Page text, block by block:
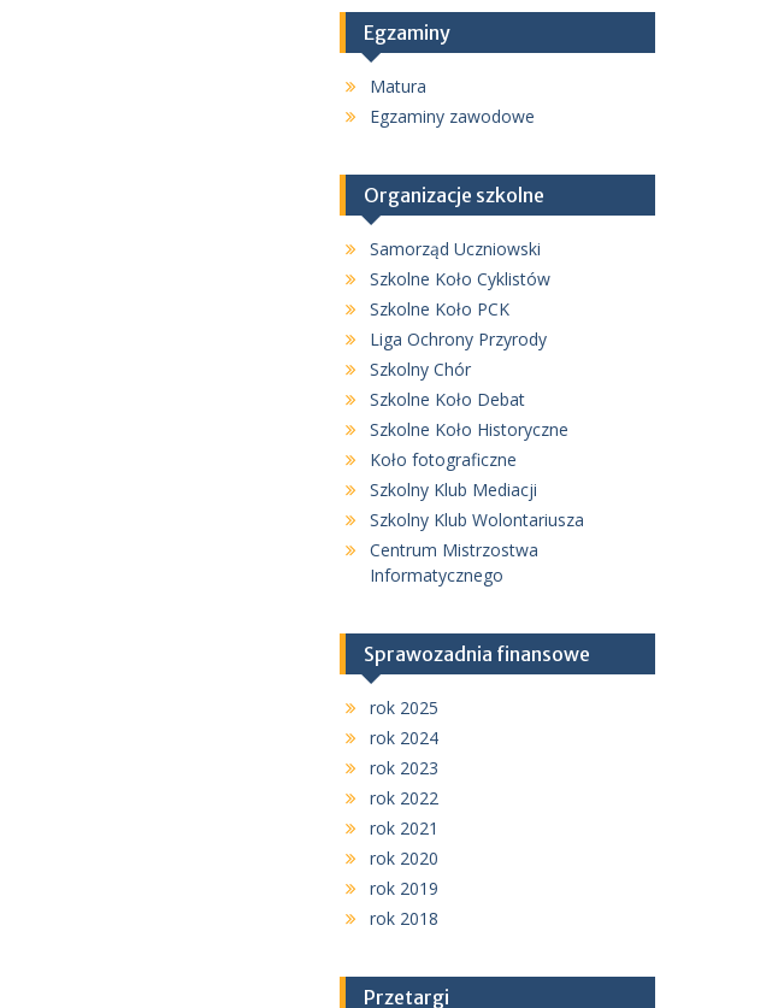
Egzaminy
Matura
Egzaminy zawodowe
Organizacje szkolne
Samorząd Uczniowski
Szkolne Koło Cyklistów
Szkolne Koło PCK
Liga Ochrony Przyrody
Szkolny Chór
Szkolne Koło Debat
Szkolne Koło Historyczne
Koło fotograficzne
Szkolny Klub Mediacji
Szkolny Klub Wolontariusza
Centrum Mistrzostwa
Informatycznego
Sprawozadnia finansowe
rok 2025
rok 2024
rok 2023
rok 2022
rok 2021
rok 2020
rok 2019
rok 2018
Przetargi